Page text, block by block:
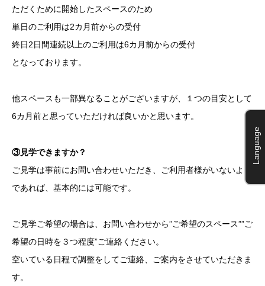
ただくために開始したスペースのため
単日のご利用は2カ月前からの受付
終日2日間連続以上のご利用は6カ月前からの受付
となっております。
他スペースも一部異なることがございますが、１つの目安として
6カ月前と思っていただければ良いかと思います。
③見学できますか？
ご見学は事前にお問い合わせいただき、ご利用者様がいないよう
であれば、基本的には可能です。
ご見学ご希望の場合は、お問い合わせから”ご希望のスペース””ご
希望の日時を３つ程度”ご連絡ください。
空いている日程で調整をしてご連絡、ご案内をさせていただきま
す。
Language